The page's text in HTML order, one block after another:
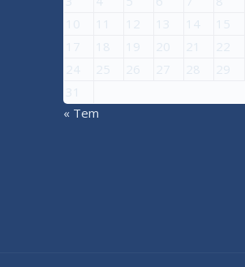
10
11 12 13 14 15
17
18 19 20 21 22
24
25 26 27 28 29
31
« Tem